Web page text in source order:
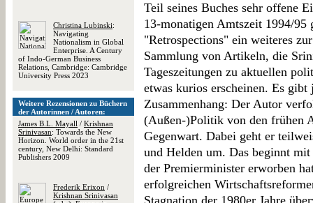
Christina Lubinski:
Navigating
Nationalism in Global
Enterprise. A Century
of Indo-German Business
Relations, Cambridge: Cambridge
University Press 2023
Weitere Rezensionen zu Büchern
der Autorinnen / Autoren:
James B.L. Mayall / Krishnan
Srinivasan: Towards the New
Horizon. World order in the 21st
century, New Delhi: Standard
Publishers 2009
Frederik Erixon /
Krishnan Srinivasan
Teil seines Buches sehr offene
13-monatigen Amtszeit 1994/95
"Retrospections" ein weiteres
Sammlung von Artikeln, die
Tageszeitungen zu aktuellen
etwas kurios erscheinen. Es gibt
Zusammenhang: Der Autor
(Außen-)Politik von den frühen
Gegenwart. Dabei geht er
und Helden um. Das beginnt
der Premierminister erworben
erfolgreichen
Stagnation der 1980er Jahre